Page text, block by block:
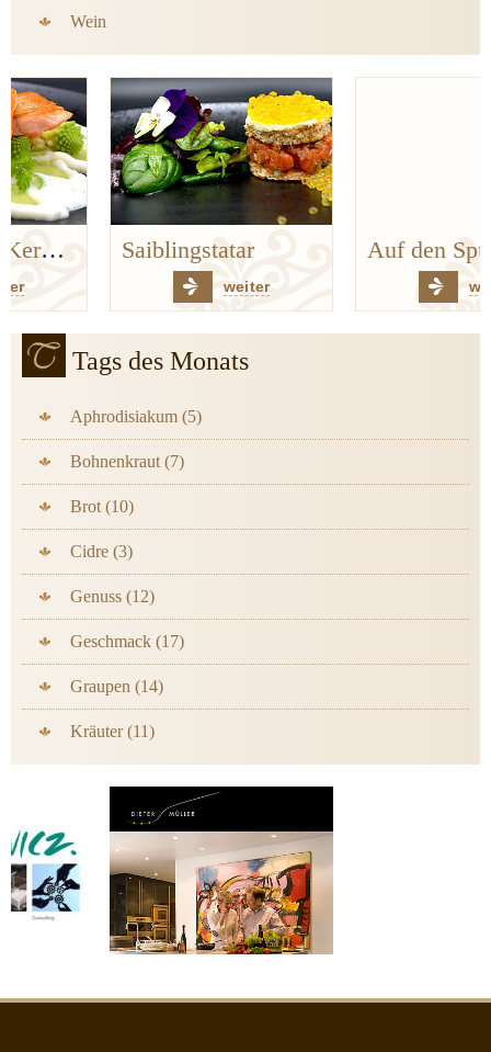
Wein
Saiblingstatar Auf den Spuren der Bergischen Küchenklassiker
Tags des Monats
Aphrodisiakum (5)
Bohnenkraut (7)
Brot (10)
Cidre (3)
Genuss (12)
Geschmack (17)
Graupen (14)
Kräuter (11)